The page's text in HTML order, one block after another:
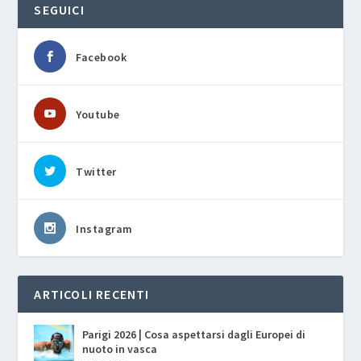
SEGUICI
Facebook
Youtube
Twitter
Instagram
ARTICOLI RECENTI
Parigi 2026 | Cosa aspettarsi dagli Europei di
nuoto in vasca